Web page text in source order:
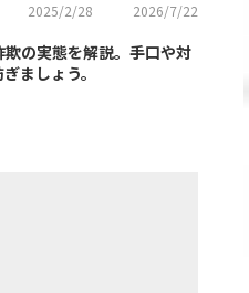
2025/2/28 2026/7/22
の実態を解説。手口や対
ましょう。